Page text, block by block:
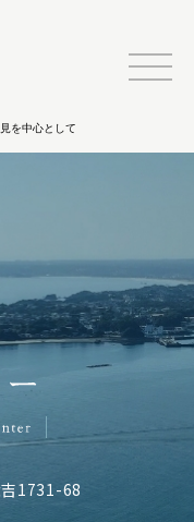
を中心として
三重大学海女研究センター
吉1731-68